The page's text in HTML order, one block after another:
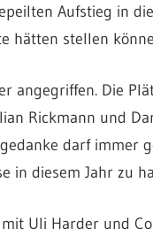
Aufstieg in
hätten stellen
angegriffen. Die
Rickmann und
darf immer
in diesem Jahr zu
Uli Harder und